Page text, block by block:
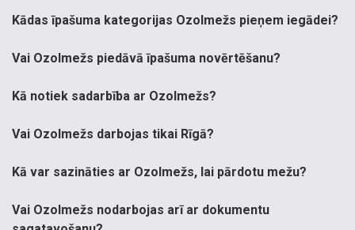
Kādas īpašuma kategorijas Ozolmežs pieņem iegādei?
Vai Ozolmežs piedāvā īpašuma novērtēšanu?
Kā notiek sadarbība ar Ozolmežs?
Vai Ozolmežs darbojas tikai Rīgā?
Kā var sazināties ar Ozolmežs, lai pārdotu mežu?
Vai Ozolmežs nodarbojas arī ar dokumentu